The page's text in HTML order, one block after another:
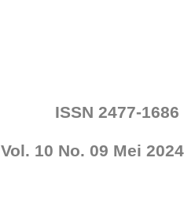
ISSN 2477-1686
Vol. 10 No. 09 Mei 2024